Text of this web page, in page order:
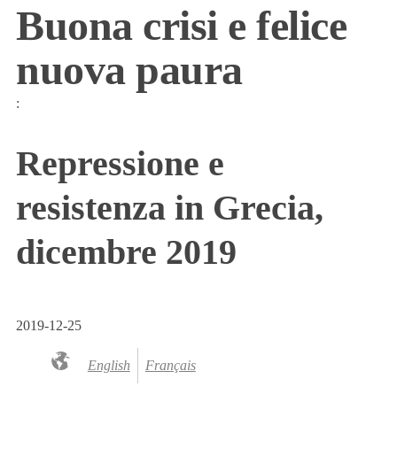
Buona crisi e felice
nuova paura
:
Repressione e
resistenza in Grecia,
dicembre 2019
2019-12-25
English Français